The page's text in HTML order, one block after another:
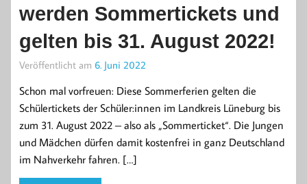
werden Sommertickets und
gelten bis 31. August 2022!
Veröffentlicht am 6. Juni 2022
Schon mal vorfreuen: Diese Sommerferien gelten die
Schülertickets der Schüler:innen im Landkreis Lüneburg bis
zum 31. August 2022 – also als „Sommerticket“. Die Jungen
und Mädchen dürfen damit kostenfrei in ganz Deutschland
im Nahverkehr fahren. […]